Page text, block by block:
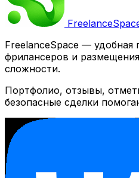
Freelance
FreelanceSpace — удобная
фрилансеров и
сложности.
Портфолио, отзывы,
безопасные сделки